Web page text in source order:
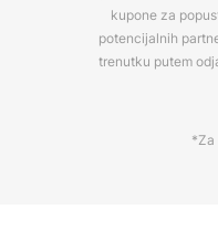
kupone za
potencijalnih
trenutku putem
*Za